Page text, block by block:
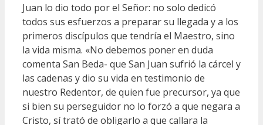
Juan lo dio todo por el Señor: no solo dedicó
todos sus esfuerzos a preparar su llegada y a los
primeros discípulos que tendría el Maestro, sino
la vida misma. «No debemos poner en duda
comenta San Beda- que San Juan sufrió la cárcel y
las cadenas y dio su vida en testimonio de
nuestro Redentor, de quien fue precursor, ya que
si bien su perseguidor no lo forzó a que negara a
Cristo, sí trató de obligarlo a que callara la